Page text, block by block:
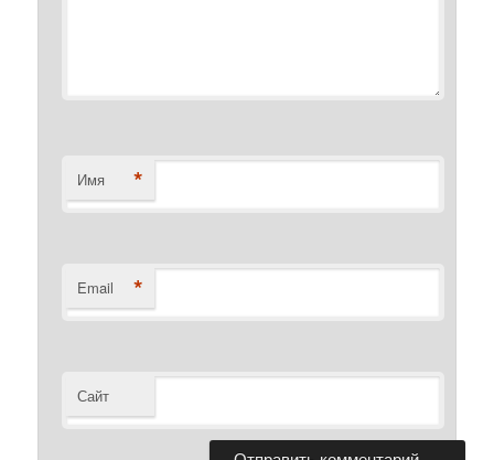
Имя *
Email *
Сайт